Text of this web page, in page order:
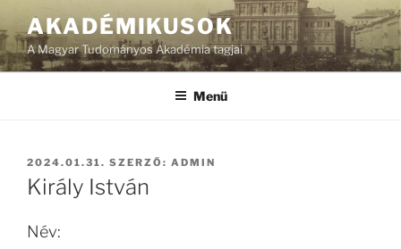
AKADÉMIKUSOK
A Magyar Tudományos Akadémia tagjai
Menü
BEKÜLDVE:
2024.01.31. SZERZŐ: ADMIN
Király István
Név: